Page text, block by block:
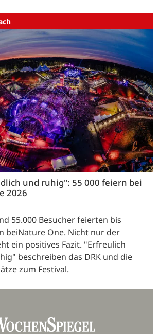
und ruhig": 55 000 feiern bei
2026
55.000 Besucher feierten bis
beiNature One. Nicht nur der
ein positives Fazit. "Erfreulich
beschreiben das DRK und die
zum Festival.